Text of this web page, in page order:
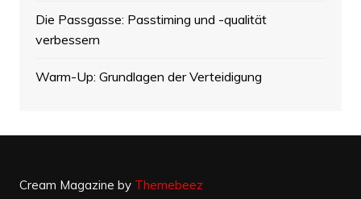
Die Passgasse: Passtiming und -qualität
verbessern
Warm-Up: Grundlagen der Verteidigung
Cream Magazine by Themebeez